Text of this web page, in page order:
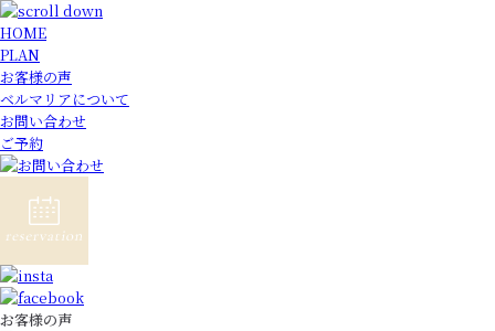
HOME
PLAN
お客様の声
ベルマリアについて
お問い合わせ
ご予約
お客様の声